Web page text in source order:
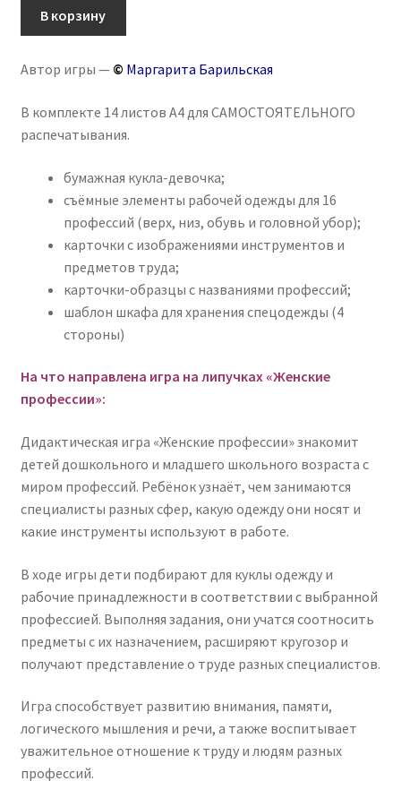
Дидактическая
игра
девочку:
и
орудия
В корзину
Автор игры — © Маргарита Барильская
В комплекте 14 листов А4 для САМОСТОЯТЕЛЬНОГО
распечатывания.
бумажная кукла-девочка;
съёмные элементы рабочей одежды для 16
профессий (верх, низ, обувь и головной убор);
карточки с изображениями инструментов и
предметов труда;
карточки-образцы с названиями профессий;
шаблон шкафа для хранения спецодежды (4
стороны)
На что направлена игра на липучках «Женские
профессии»:
Дидактическая игра «Женские профессии» знакомит
детей дошкольного и младшего школьного возраста с
миром профессий. Ребёнок узнаёт, чем занимаются
специалисты разных сфер, какую одежду они носят и
какие инструменты используют в работе.
В ходе игры дети подбирают для куклы одежду и
рабочие принадлежности в соответствии с выбранной
профессией. Выполняя задания, они учатся соотносить
предметы с их назначением, расширяют кругозор и
получают представление о труде разных специалистов.
Игра способствует развитию внимания, памяти,
логического мышления и речи, а также воспитывает
уважительное отношение к труду и людям разных
профессий.